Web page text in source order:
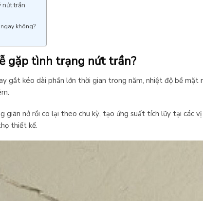
nứt trần
không?
gặp tình trạng nứt trần?
gắt kéo dài phần lớn thời gian trong năm, nhiệt độ bề
nở rồi co lại theo chu kỳ, tạo ứng suất tích lũy tại các vị
thiết kế.